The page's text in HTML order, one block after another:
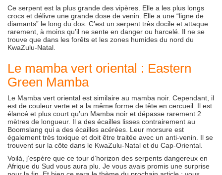
Ce serpent est la plus grande des vipères. Elle a les plus longs
crocs et délivre une grande dose de venin. Elle a une “ligne de
diamants” le long du dos. C’est un serpent très docile et attaque
rarement, à moins qu’il ne sente en danger ou harcelé. Il ne se
trouve que dans les forêts et les zones humides du nord du
KwaZulu-Natal.
Le mamba vert oriental : Eastern
Green Mamba
Le Mamba vert oriental est similaire au mamba noir. Cependant, il
est de couleur verte et a la même forme de tête en cercueil. Il est
élancé et plus court qu’un Mamba noir et dépasse rarement 2
mètres de longueur. Il a des écailles lisses contrairement au
Boomslang qui a des écailles acérées. Leur morsure est
également très toxique et doit être traitée avec un anti-venin. Il se
trouvent sur la côte dans le KwaZulu-Natal et du Cap-Oriental.
Voilà, j’espère que ce tour d’horizon des serpents dangereux en
Afrique du Sud vous aura plu. Je vous avais promis une surprise